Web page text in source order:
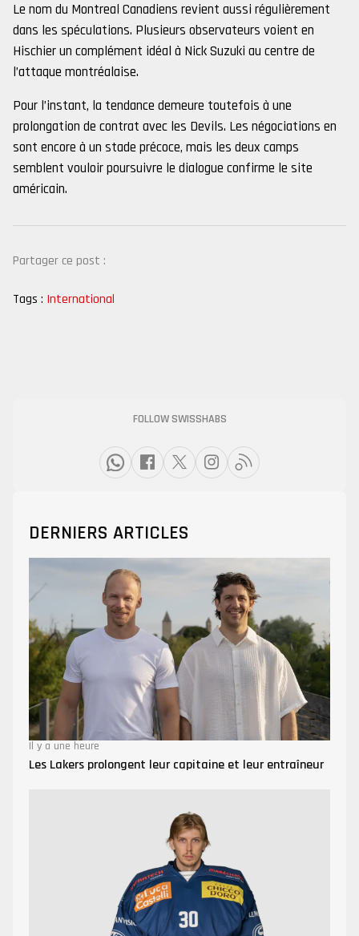
Le nom du Montreal Canadiens revient aussi régulièrement
dans les spéculations. Plusieurs observateurs voient en
Hischier un complément idéal à Nick Suzuki au centre de
l’attaque montréalaise.
Pour l’instant, la tendance demeure toutefois à une
prolongation de contrat avec les Devils. Les négociations en
sont encore à un stade précoce, mais les deux camps
semblent vouloir poursuivre le dialogue confirme le site
américain.
Partager ce post :
Tags : International
FOLLOW SWISSHABS
DERNIERS ARTICLES
Il y a une heure
Les Lakers prolongent leur capitaine et leur entraîneur